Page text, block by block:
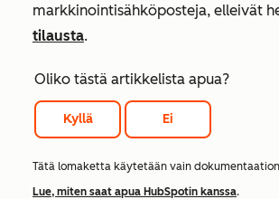
markkinointisähköposteja, elleivät
tilausta.
Oliko tästä artikkelista apua?
Kyllä Ei
Tätä lomaketta käytetään vain
Lue, miten saat apua HubSpotin kanssa.